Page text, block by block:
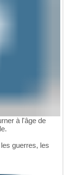
à l'âge de
guerres, les